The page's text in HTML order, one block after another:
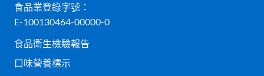
食品業登錄字號：
E-100130464-00000-0
食品衛生檢驗報告
口味營養標示